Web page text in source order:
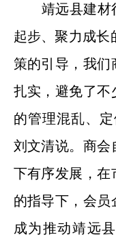
靖远县建材行
起步、聚力成长
策的引导，我
扎实，避免了不
的管理混乱、
刘文清说。商会
下有序发展，在
的指导下，会员
成为推动靖远